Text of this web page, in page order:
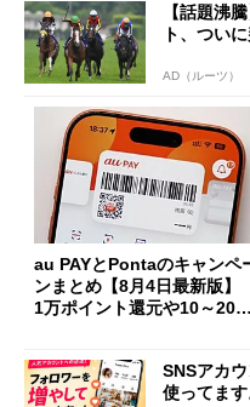
【話題沸
ト、つい
AD（ルーツ）
au PAYとPontaのキャンペ
ンまとめ【8月4日最新版】
1万ポイント還元や10～20％
SNSアカ
使ってます